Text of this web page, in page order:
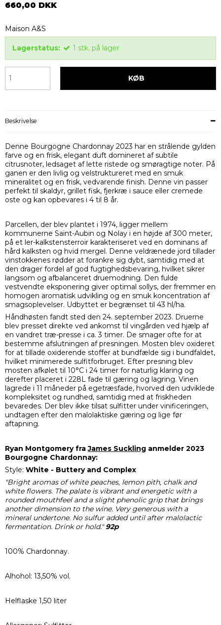
660,00 DKK
Maison A&S
Lagerstatus: 1 stk. på lager
KØB
Beskrivelse
Denne Bourgogne Chardonnay 2023 har en strålende gylden
farve og en frisk, elegant duft domineret af subtile
citrusnoter, ledsaget af lette ristede og smøragtige noter. På
ganen er den livlig og velstruktureret med en smuk
mineralitet og en frisk, vedvarende finish. Denne vin passer
perfekt til skaldyr, grillet fisk, fjerkræ i sauce eller cremede
oste og kan opbevares i 4 til 8 år.
Parcellen, der blev plantet i 1974, ligger mellem
kommunerne Saint-Aubin og Nolay i en højde af 300 meter,
på et ler-kalkstensterroir karakteriseret ved en dominans af
hård kalksten og hvid mergel. Denne veldrænede jord tillader
vinstokkenes rødder at forankre sig dybt, samtidig med at
den drager fordel af god fugtighedsbevaring, hvilket sikrer
langsom og afbalanceret druemodning. Den fulde
vestvendte eksponering giver optimal sollys, der fremmer en
homogen aromatisk udvikling og en smuk koncentration af
smagsoplevelser. Udbyttet er begrænset til 43 hl/ha.
Håndhøsten fandt sted den 24. september 2023. Druerne
blev presset direkte ved ankomst til vingården ved hjælp af
en vandret træ-presse i ca. 3 timer. De smager ofte for at
bestemme afslutningen af ​​presningen. Mosten blev oxideret
for at tillade oxiderende stoffer at bundfælde sig i bundfaldet,
hvilket minimerede sulfitforbruget. Efter presning blev
mosten afkølet til 10°C i 24 timer for naturlig klaring og
derefter placeret i 228L fade til gæring og lagring. Vinen
lagrede i 11 måneder på egetræsfade, hvorved den udviklede
kompleksitet og rundhed, samtidig med at friskheden
bevaredes. Der blev ikke tilsat sulfitter under vinificeringen,
undtagen efter den malolaktiske gæring og lige før
aftapning.
Ryan Montgomery fraJames Suckling anmelder 2023
Bourgogne Chardonnay:
Style: White - Buttery and Complex
"Bright aromas of white peaches, lemon pith, chalk and
white flowers. The palate is vibrant and energetic with a
rounded mouthfeel and a slight phenolic grip that brings
another dimension to the wine. Very generous with a
mineral undertone. No sulfur added until after malolactic
fermentation. Drink or hold."92p
100% Chardonnay.
Alhohol: 13,50% vol.
Helflaske 1,50 liter